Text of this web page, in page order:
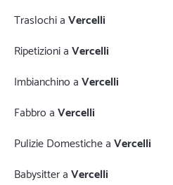
Traslochi aVercelli
Ripetizioni aVercelli
Imbianchino aVercelli
Fabbro aVercelli
Pulizie Domestiche aVercelli
Babysitter aVercelli